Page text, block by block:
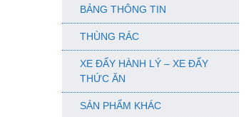
BẢNG THÔNG TIN
THÙNG RÁC
XE ĐẨY HÀNH LÝ – XE ĐẨY
THỨC ĂN
SẢN PHẨM KHÁC